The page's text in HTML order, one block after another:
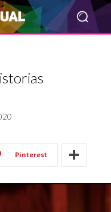
Pinterest